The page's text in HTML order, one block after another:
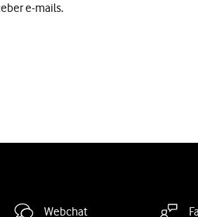
e-mails.
Webchat